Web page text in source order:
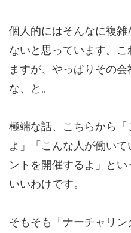
個人的にはそんなに複
ないと思っています。
ますが、やっぱりその
な、と。
極端な話、こちらから
よ」「こんな人が働い
ントを開催するよ」と
いいわけです。
そもそも「ナーチャリ